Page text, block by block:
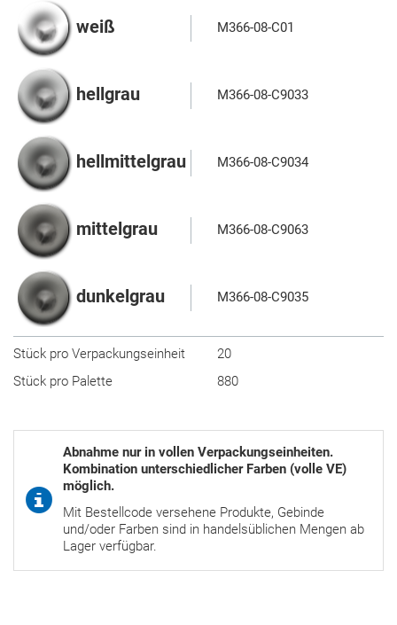
weiß M366-08-C01
hellgrau M366-08-C9033
hellmittelgrau M366-08-C9034
mittelgrau M366-08-C9063
dunkelgrau M366-08-C9035
Stück pro Verpackungseinheit
20
Stück pro Palette
880
Abnahme nur in vollen Verpackungseinheiten.
Kombination unterschiedlicher Farben (volle VE)
möglich.
Mit Bestellcode versehene Produkte, Gebinde
und/oder Farben sind in handelsüblichen Mengen ab
Lager verfügbar.